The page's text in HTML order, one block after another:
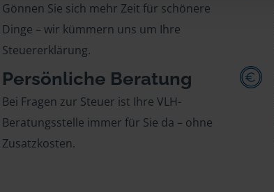
Gönnen Sie sich mehr Zeit für schönere
Dinge – wir kümmern uns um Ihre
Steuererklärung.
Persönliche Beratung
Bei Fragen zur Steuer ist Ihre VLH-
Beratungsstelle immer für Sie da – ohne
Zusatzkosten.